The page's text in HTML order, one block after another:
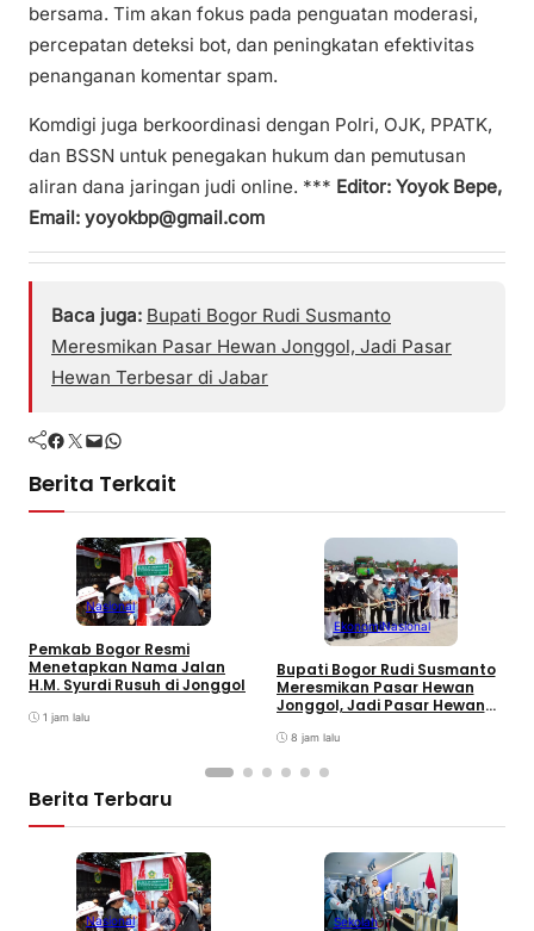
bersama. Tim akan fokus pada penguatan moderasi,
percepatan deteksi bot, dan peningkatan efektivitas
penanganan komentar spam.
Komdigi juga berkoordinasi dengan Polri, OJK, PPATK,
dan BSSN untuk penegakan hukum dan pemutusan
aliran dana jaringan judi online. *** Editor: Yoyok Bepe,
Email: yoyokbp@gmail.com
Baca juga: Bupati Bogor Rudi Susmanto
Meresmikan Pasar Hewan Jonggol, Jadi Pasar
Hewan Terbesar di Jabar
Facebook Twitter Mail WhatsApp
Berita Terkait
Nasional
Pemkab Bogor Resmi
Menetapkan Nama Jalan
H.M. Syurdi Rusuh di Jonggol
1 jam lalu
EkonomiNasional
Bupati Bogor Rudi Susmanto
Meresmikan Pasar Hewan
Jonggol, Jadi Pasar Hewan
8 jam lalu
Berita Terbaru
Nasional Sekolah